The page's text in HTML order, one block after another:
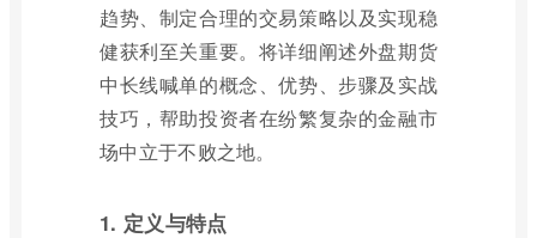
趋势、制定合理的交易策略以及实现稳
健获利至关重要。将详细阐述外盘期货
中长线喊单的概念、优势、步骤及实战
技巧，帮助投资者在纷繁复杂的金融市
场中立于不败之地。
1. 定义与特点